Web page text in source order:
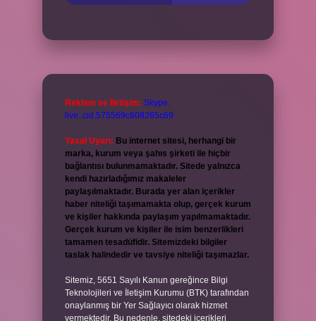
Reklam ve İletişim: Skype:
live:.cid.575569c608265c69
Yasal Uyarı: Bu internet sitesi, herhangi bir
marka, kurum veya şahıs şirketi ile hiçbir
bağlantısı bulunmamaktadır. Sitede yalnızca
kendi hazırladığımız makaleler
paylaşılmaktadır. Burada yer alan içerikler
haber niteliği taşımamakta olup, gerçek kurum
ve kişiler hakkında paylaşım yapılmamaktadır.
Gerçek kurum ve kişiler ile isim benzerlikleri
tamamen tesadüfidir. Sitemizdeki bilgiler
taslak halindedir ve tavsiye niteliği taşımazlar.
Sitemiz, 5651 Sayılı Kanun gereğince Bilgi
Teknolojileri ve İletişim Kurumu (BTK) tarafından
onaylanmış bir Yer Sağlayıcı olarak hizmet
vermektedir. Bu nedenle, sitedeki içerikleri